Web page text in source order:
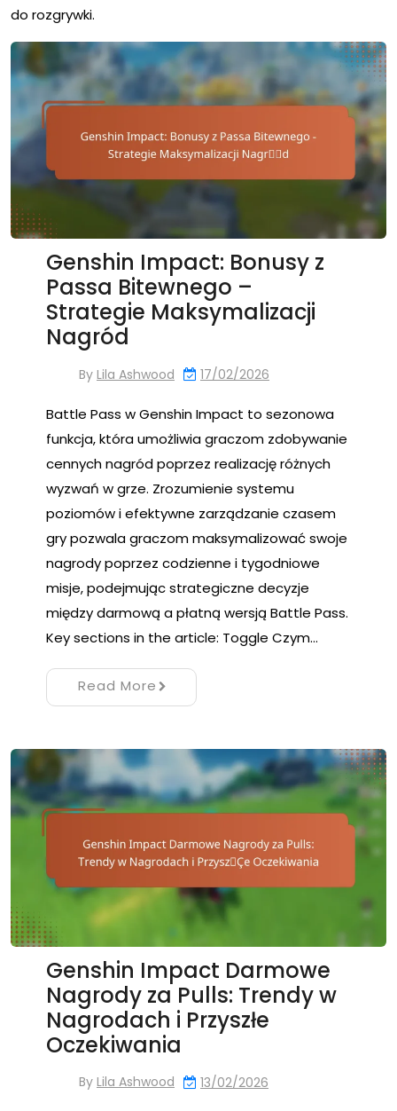
do rozgrywki.
Genshin Impact: Bonusy z
Passa Bitewnego –
Strategie Maksymalizacji
Nagród
By Lila Ashwood 17/02/2026
Battle Pass w Genshin Impact to sezonowa
funkcja, która umożliwia graczom zdobywanie
cennych nagród poprzez realizację różnych
wyzwań w grze. Zrozumienie systemu
poziomów i efektywne zarządzanie czasem
gry pozwala graczom maksymalizować swoje
nagrody poprzez codzienne i tygodniowe
misje, podejmując strategiczne decyzje
między darmową a płatną wersją Battle Pass.
Key sections in the article: Toggle Czym…
Read More
Genshin Impact Darmowe
Nagrody za Pulls: Trendy w
Nagrodach i Przyszłe
Oczekiwania
By Lila Ashwood 13/02/2026